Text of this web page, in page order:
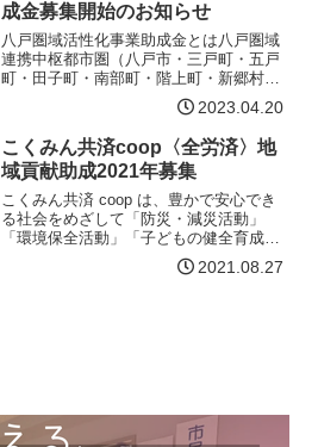
チラ】
成金募集開始のお知らせ
八戸圏域活性化事業助成金とは八戸圏域
連携中枢都市圏（八戸市・三戸町・五戸
町・田子町・南部町・階上町・新郷村・
おいらせ町）内において、創造性と多様
性に富んだ魅力ある地域づくりをめざし
て実施される特色あるソフト事業を、上
記8市町村が連携して支援…【詳細はコチ
ラ】
2023.04.20
こくみん共済coop〈全労済〉地
域貢献助成2021年募集
こくみん共済 coop は、豊かで安心でき
る社会をめざして「防災・減災活動」
「環境保全活動」「子どもの健全育成活
動」を重点分野と位置づけ、積極的に地
域社会へ貢献する活動を展開していま
2021.08.27